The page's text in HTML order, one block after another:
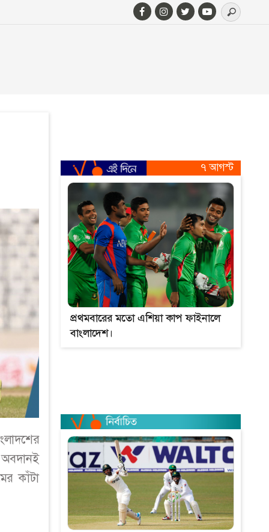
কাঁটা
৭ আগস্ট
প্রথমবারের মতো এশিয়া কাপ ফাইনালে
বাংলাদেশ।